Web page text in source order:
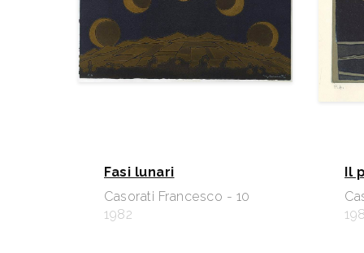
Fasi lunari
Casorati Francesco - 10
1982
Il